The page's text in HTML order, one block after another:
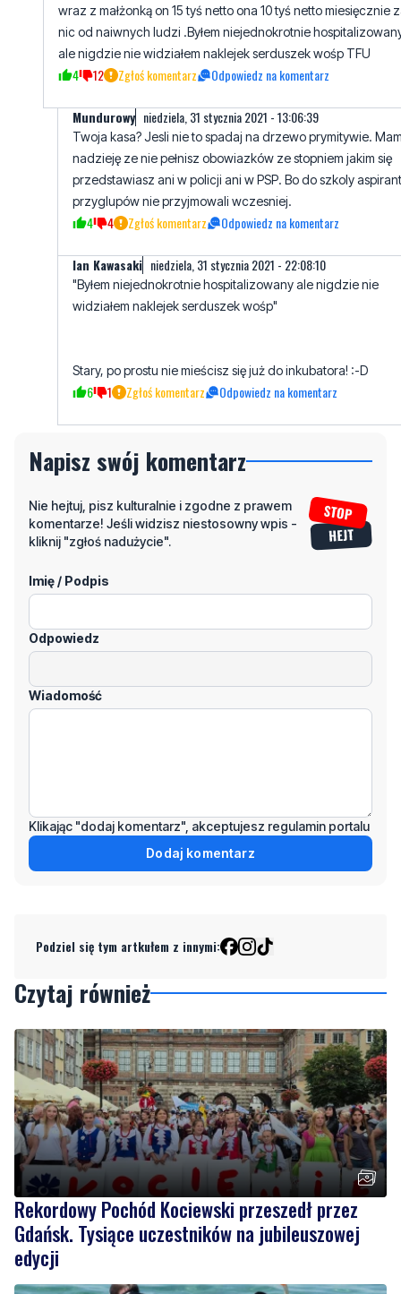
wraz z małżonką on 15 tyś netto ona 10 tyś netto miesięcznie
nic od naiwnych ludzi .Byłem niejednokrotnie
ale nigdzie nie widziałem naklejek serduszek wośp TFU
4 12 Zgłoś komentarz Odpowiedz na komentarz
Mundurowy niedziela, 31 stycznia 2021 - 13:06:39
Twoja kasa? Jesli nie to spadaj na drzewo prymitywie.
nadzieję ze nie pełnisz obowiazków ze stopniem jakim się
przedstawiasz ani w policji ani w PSP. Bo do szkoly
przyglupów nie przyjmowali wczesniej.
4 4 Zgłoś komentarz Odpowiedz na komentarz
Ian Kawasaki niedziela, 31 stycznia 2021 - 22:08:10
"Byłem niejednokrotnie hospitalizowany ale nigdzie nie
widziałem naklejek serduszek wośp"
Stary, po prostu nie mieścisz się już do inkubatora! :-D
6 1 Zgłoś komentarz Odpowiedz na komentarz
Napisz swój komentarz
Nie hejtuj, pisz kulturalnie i zgodne z prawem
komentarze! Jeśli widzisz niestosowny wpis -
kliknij "zgłoś nadużycie".
Imię / Podpis
Odpowiedz
Wiadomość
Klikając "dodaj komentarz", akceptujesz regulamin portalu
Dodaj komentarz
Podziel się tym artkułem z innymi:
Czytaj również
Rekordowy Pochód Kociewski przeszedł przez
Gdańsk. Tysiące uczestników na jubileuszowej
edycji